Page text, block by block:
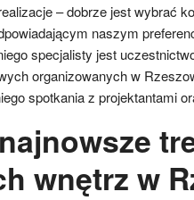
– dobrze jest wybrać
naszym
specjalisty jest
organizowanych w
spotkania z projektantami
wnętrz w